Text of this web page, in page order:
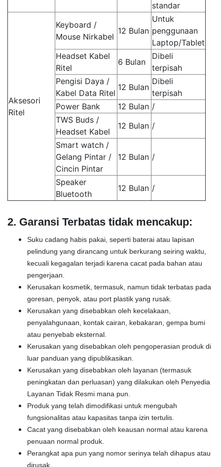
standar
Aksesori
Ritel
Keyboard /
Mouse Nirkabel
12 Bulan
Untuk
penggunaan
Laptop/Tablet
Headset Kabel
Ritel
6 Bulan
Dibeli
terpisah
Pengisi Daya /
Kabel Data Ritel
12 Bulan
Dibeli
terpisah
Power Bank
12 Bulan /
TWS Buds /
Headset Kabel
12 Bulan /
Smart watch /
Gelang Pintar /
Cincin Pintar
12 Bulan /
Speaker
Bluetooth
12 Bulan /
2. Garansi Terbatas tidak mencakup:
Suku cadang habis pakai, seperti baterai atau lapisan
pelindung yang dirancang untuk berkurang seiring waktu,
kecuali kegagalan terjadi karena cacat pada bahan atau
pengerjaan.
Kerusakan kosmetik, termasuk, namun tidak terbatas pada
goresan, penyok, atau port plastik yang rusak.
Kerusakan yang disebabkan oleh kecelakaan,
penyalahgunaan, kontak cairan, kebakaran, gempa bumi
atau penyebab eksternal.
Kerusakan yang disebabkan oleh pengoperasian produk di
luar panduan yang dipublikasikan.
Kerusakan yang disebabkan oleh layanan (termasuk
peningkatan dan perluasan) yang dilakukan oleh Penyedia
Layanan Tidak Resmi mana pun.
Produk yang telah dimodifikasi untuk mengubah
fungsionalitas atau kapasitas tanpa izin tertulis.
Cacat yang disebabkan oleh keausan normal atau karena
penuaan normal produk.
Perangkat apa pun yang nomor serinya telah dihapus atau
dirusak.